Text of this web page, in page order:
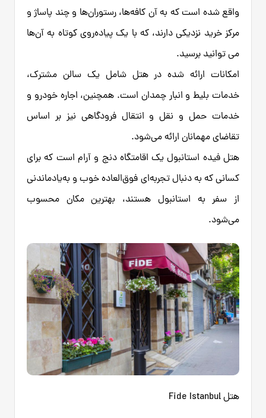
واقع شده است که به آن کافه‌ها، رستوران‌ها و چند پاساژ و
مرکز خرید نزدیکی دارند، که با یک پیاده‌روی کوتاه به آن‌ها
می توانید برسید.
امکانات ارائه شده در هتل شامل یک سالن مشترک،
خدمات بلیط و انبار چمدان است. همچنین، اجاره خودرو و
خدمات حمل و نقل و انتقال فرودگاهی نیز بر اساس
تقاضای مهمانان ارائه می‌شود.
هتل فیده استانبول یک اقامتگاه دنج و آرام است که برای
کسانی که به دنبال تجربه‌ای فوق‌العاده خوب و به‌یادماندنی
از سفر به استانبول هستند، بهترین مکان محسوب
می‌شود.
هتل Fide Istanbul